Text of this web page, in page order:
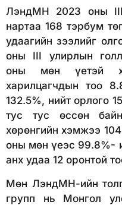
ЛэндМН 2023 оны III
нартаа 168 тэрбум
удаагийн зээлийг
оны III улирлын
оны мөн үетэй
харилцагчдын тоо
132.5%, нийт орлого
тус тус өссөн
хөрөнгийн хэмжээ
оны мөн үеэс 99.8%-
анх удаа 12 оронтой
Мөн ЛэндМН-ийн
групп нь Монгол